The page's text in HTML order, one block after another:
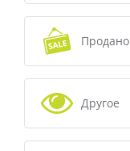
Продано
Другое